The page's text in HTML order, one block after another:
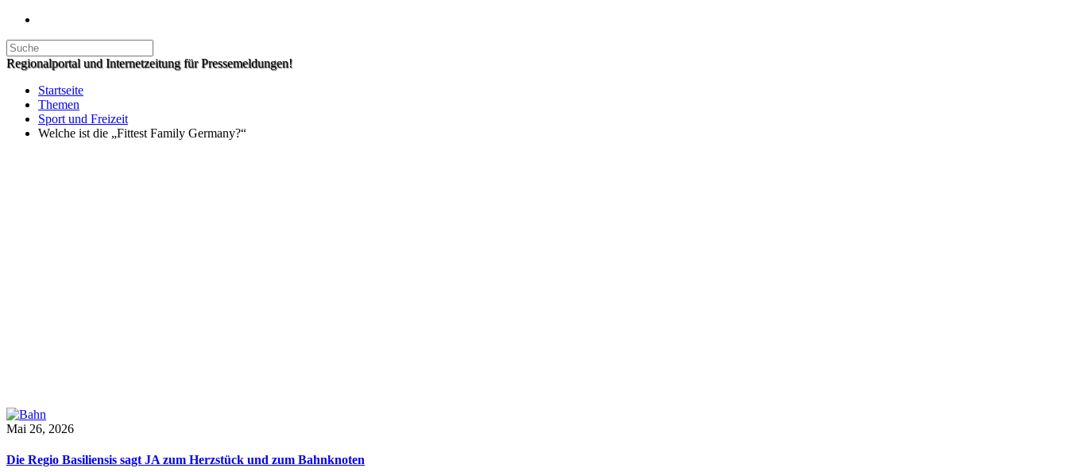
Regionalportal und Internetzeitung für Pressemeldungen!
Startseite
Themen
Sport und Freizeit
Welche ist die „Fittest Family Germany?“
Mai 26, 2026
Die Regio Basiliensis sagt JA zum Herzstück und zum Bahnknoten